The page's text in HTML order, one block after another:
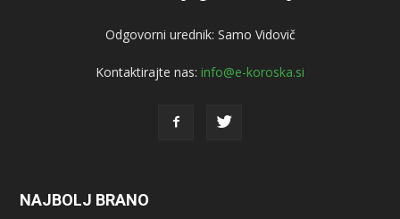
Odgovorni urednik: Samo Vidovič
Kontaktirajte nas: info@e-koroska.si
NAJBOLJ BRANO